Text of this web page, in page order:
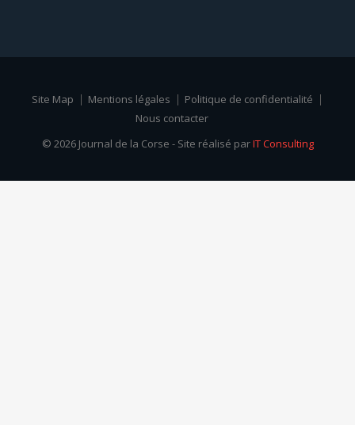
Site Map Mentions légales
Politique de confidentialité
Nous contacter
© 2026 Journal de la Corse - Site réalisé parIT Consulting